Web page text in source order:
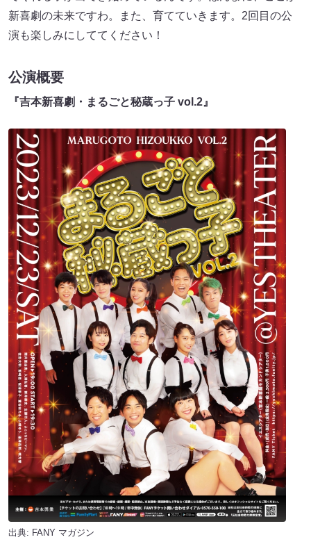
新喜劇の未来ですわ。また、育てていきます。2回目の公
演も楽しみにしててください！
公演概要
『吉本新喜劇・まるごと秘蔵っ子 vol.2』
出典: FANY マガジン